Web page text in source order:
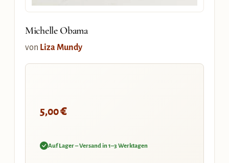
Michelle Obama
von Liza Mundy
5,00€
Auf Lager – Versand in 1–3 Werktagen